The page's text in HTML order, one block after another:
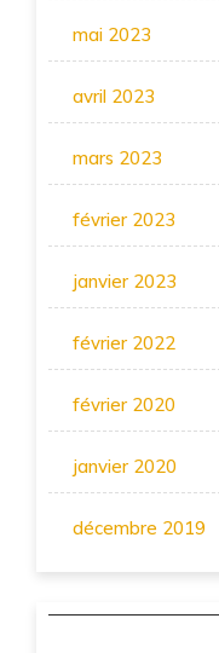
mai 2023
avril 2023
mars 2023
février 2023
janvier 2023
février 2022
février 2020
janvier 2020
décembre 2019